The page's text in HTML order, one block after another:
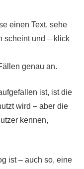
einen Text, sehe
scheint und – klick
genau an.
ist, ist die
wird – aber die
kennen,
ist – auch so, eine